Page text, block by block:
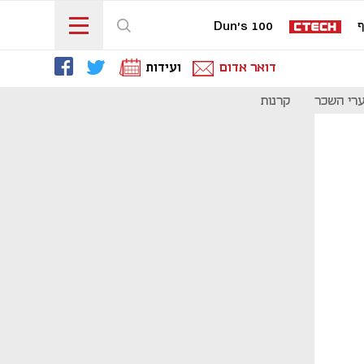
Dun's 100
דואר אדום ועידות
השכר קרנות